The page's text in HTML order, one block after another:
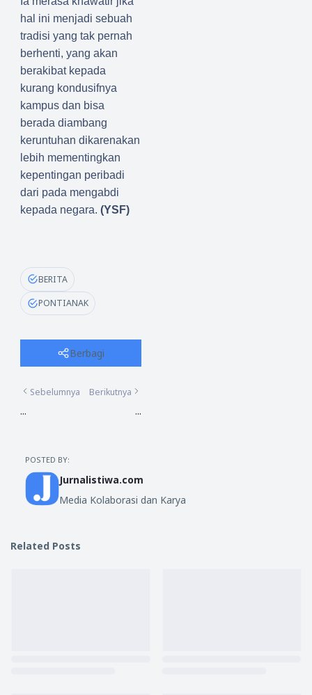
hal ini menjadi sebuah
tradisi yang tak pernah
berhenti, yang akan
berakibat kepada
kurang kondusifnya
kampus dan bisa
berada diambang
keruntuhan dikarenakan
lebih mementingkan
kepentingan peribadi
dari pada mengabdi
kepada negara. (YSF)
BERITA
PONTIANAK
Berbagi
Sebelumnya
...
Berikutnya
...
POSTED BY:
Jurnalistiwa.com
Media Kolaborasi dan Karya
Related Posts